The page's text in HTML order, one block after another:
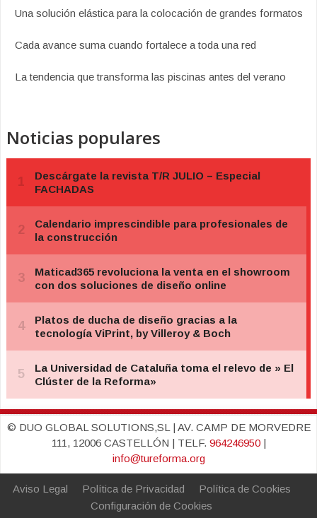
Una solución elástica para la colocación de grandes formatos
Cada avance suma cuando fortalece a toda una red
La tendencia que transforma las piscinas antes del verano
Noticias populares
© DUO GLOBAL SOLUTIONS,SL | AV. CAMP DE MORVEDRE
111, 12006 CASTELLÓN | TELF. 964246950|
info@tureforma.org
Aviso Legal Política de Privacidad
Política de Cookies
Configuración de Cookies